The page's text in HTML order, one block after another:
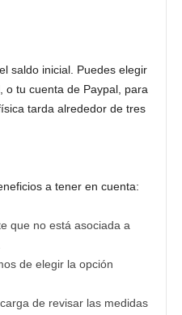
saldo inicial. Puedes elegir
o tu cuenta de Paypal, para
tarda alrededor de tres
a tener en cuenta:
que no está asociada a
de elegir la opción
de revisar las medidas